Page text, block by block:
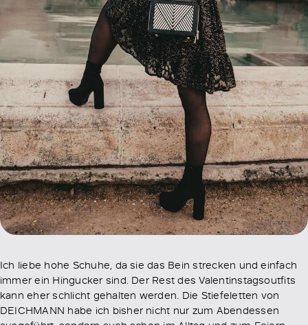
Ich liebe hohe Schuhe, da sie das Bein strecken und einfach
immer ein Hingucker sind. Der Rest des Valentinstagsoutfits
kann eher schlicht gehalten werden. Die Stiefeletten von
DEICHMANN habe ich bisher nicht nur zum Abendessen